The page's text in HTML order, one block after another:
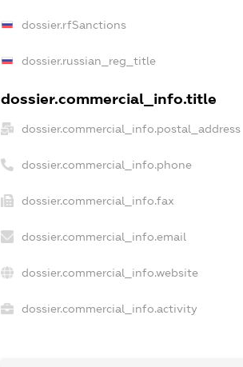
dossier.rfSanctions
dossier.russian_reg_title
dossier.commercial_info.title
dossier.commercial_info.postal_address
dossier.commercial_info.phone
dossier.commercial_info.fax
dossier.commercial_info.email
dossier.commercial_info.website
dossier.commercial_info.activity